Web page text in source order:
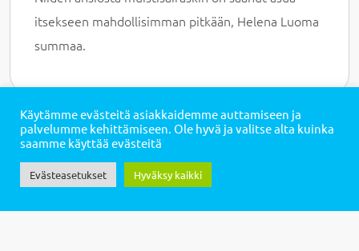
itsekseen mahdollisimman pitkään, Helena Luoma
summaa.
Käytämme evästeitä asiakkaidemme auttamiseen ja
palvelumme kehittämiseen. Ole hyvä ja valitse alta kuinka
saamme käyttää evästeitä
Evästeasetukset Hyväksy kaikki